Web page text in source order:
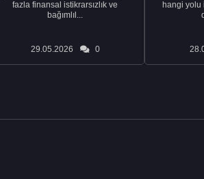
fazla finansal istikrarsızlık ve
bağımlıl...
29.05.2026 0
hangi yolu